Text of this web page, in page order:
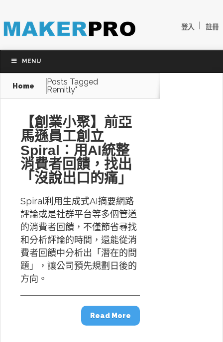
登入 註冊
MENU
Home
Posts Tagged
Remitly"
【創業小聚】前亞
馬遜員工創立
Spiral：用AI統整
消費者回饋，找出
「沒說出口的痛」
Spiral利用生成式AI摘要網路
評論或是社群平台等多個管道
的消費者回饋，不僅節省尋找
和分析評論的時間，還能從消
費者回饋中分析出「潛在的問
題」，讓公司預先規劃日後的
方向。
Read More